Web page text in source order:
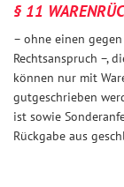
§ 11
– ohne einen gegen
Rechtsanspruch –,
können nur mit
gutgeschrieben
ist sowie
Rückgabe aus